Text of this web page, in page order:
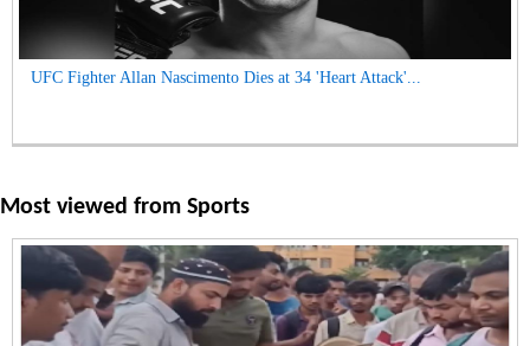
UFC Fighter Allan Nascimento Dies at 34 'Heart Attack'...
Most viewed from Sports